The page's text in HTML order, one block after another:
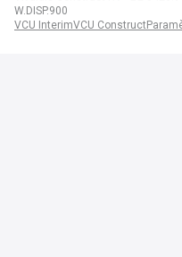
W.DISP.900
VCU InterimVCU Construct